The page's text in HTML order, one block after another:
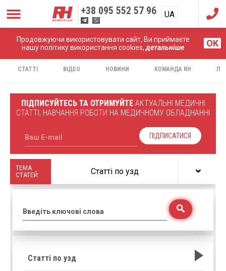
Продовжуючи використовувати сайт, Ви приймаєте
нашу політику використання cookies,детальніше OK
+38 095 552 57 96 UA
RU
Головна Статті
СТАТТІ ВІДЕО НОВИНИ КОМАНДА RH
ПІДПИСУЙТЕСЬ ТА ОТРИМУЙТЕАКТУАЛЬНІ МЕДИЧНІ
СТАТТІ, НАВЧАННЯ РОБОТИ НА МЕДИЧНОМУ ОБЛАДНАННІ
Ваш E-mail ПІДПИСАТИСЯ
ТЕМА
СТАТЕЙ:
Статті по узд
Введіть ключові слова
Статті по узд